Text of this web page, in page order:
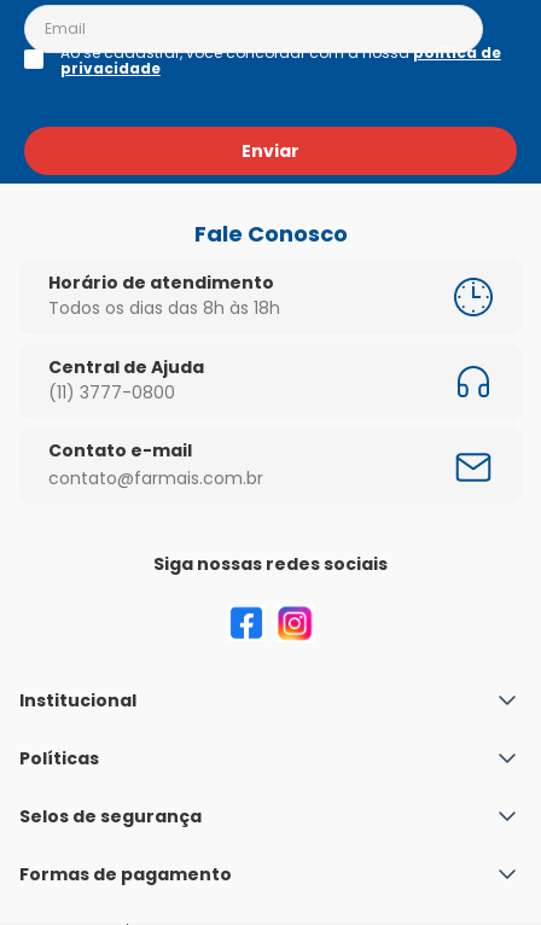
Enviar
Ao se cadastrar, você concordar com a nossapolítica de
privacidade
Fale Conosco
Horário de atendimento
Todos os dias das 8h às 18h
Central de Ajuda
(11) 3777-0800
Contato e-mail
contato@farmais.com.br
Siga nossas redes sociais
Institucional
Quem Somos
Nossas lojas
Políticas
Política de Envio
Políticas de Trocas e Devoluções
Selos de segurança
Formas de pagamento